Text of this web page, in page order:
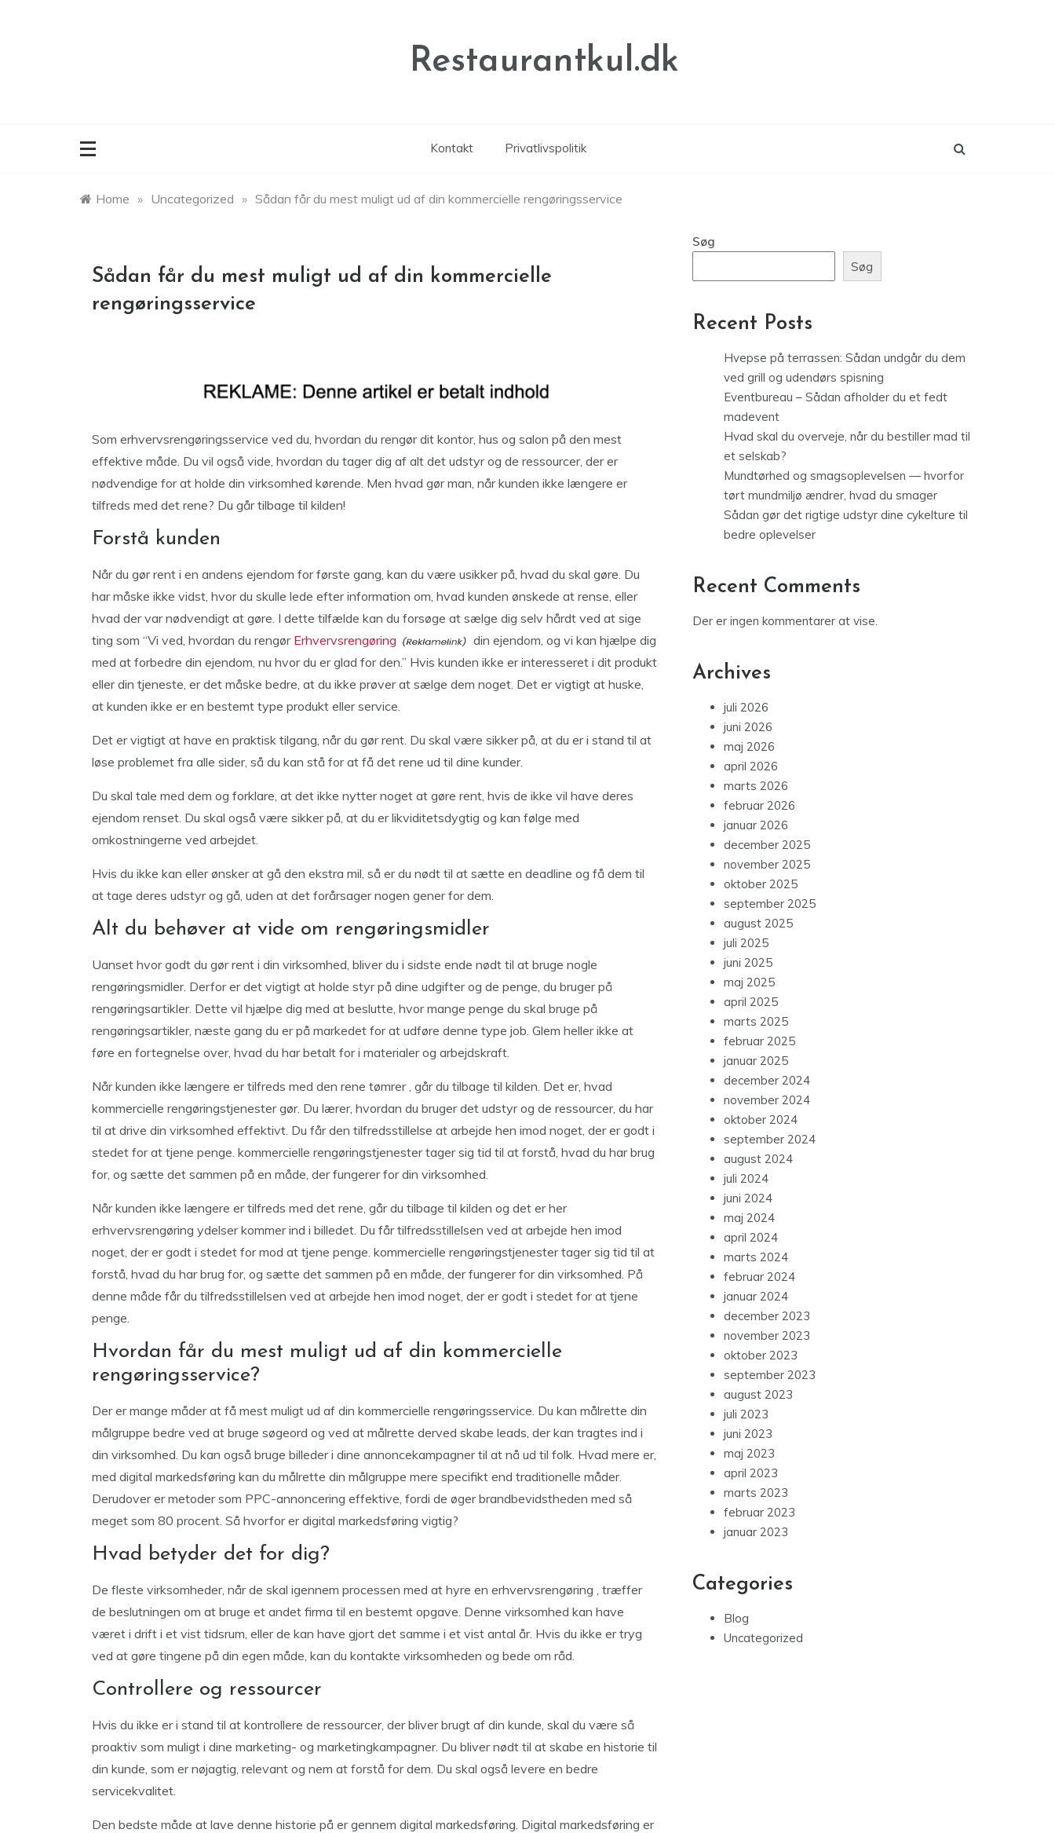
Restaurantkul.dk
Kontakt Privatlivspolitik
Home » Uncategorized » Sådan får du mest muligt ud af din kommercielle rengøringsservice
Sådan får du mest muligt ud af din kommercielle
rengøringsservice
Som erhvervsrengøringsservice ved du, hvordan du rengør dit kontor, hus og salon på den mest
effektive måde. Du vil også vide, hvordan du tager dig af alt det udstyr og de ressourcer, der er
nødvendige for at holde din virksomhed kørende. Men hvad gør man, når kunden ikke længere er
tilfreds med det rene? Du går tilbage til kilden!
Forstå kunden
Når du gør rent i en andens ejendom for første gang, kan du være usikker på, hvad du skal gøre. Du
har måske ikke vidst, hvor du skulle lede efter information om, hvad kunden ønskede at rense, eller
hvad der var nødvendigt at gøre. I dette tilfælde kan du forsøge at sælge dig selv hårdt ved at sige
ting som “Vi ved, hvordan du rengør Erhvervsrengøring
din ejendom, og vi kan hjælpe dig
med at forbedre din ejendom, nu hvor du er glad for den.” Hvis kunden ikke er interesseret i dit produkt
eller din tjeneste, er det måske bedre, at du ikke prøver at sælge dem noget. Det er vigtigt at huske,
at kunden ikke er en bestemt type produkt eller service.
Det er vigtigt at have en praktisk tilgang, når du gør rent. Du skal være sikker på, at du er i stand til at
løse problemet fra alle sider, så du kan stå for at få det rene ud til dine kunder.
Du skal tale med dem og forklare, at det ikke nytter noget at gøre rent, hvis de ikke vil have deres
ejendom renset. Du skal også være sikker på, at du er likviditetsdygtig og kan følge med
omkostningerne ved arbejdet.
Hvis du ikke kan eller ønsker at gå den ekstra mil, så er du nødt til at sætte en deadline og få dem til
at tage deres udstyr og gå, uden at det forårsager nogen gener for dem.
Alt du behøver at vide om rengøringsmidler
Uanset hvor godt du gør rent i din virksomhed, bliver du i sidste ende nødt til at bruge nogle
rengøringsmidler. Derfor er det vigtigt at holde styr på dine udgifter og de penge, du bruger på
rengøringsartikler. Dette vil hjælpe dig med at beslutte, hvor mange penge du skal bruge på
rengøringsartikler, næste gang du er på markedet for at udføre denne type job. Glem heller ikke at
føre en fortegnelse over, hvad du har betalt for i materialer og arbejdskraft.
Når kunden ikke længere er tilfreds med den rene tømrer , går du tilbage til kilden. Det er, hvad
kommercielle rengøringstjenester gør. Du lærer, hvordan du bruger det udstyr og de ressourcer, du har
til at drive din virksomhed effektivt. Du får den tilfredsstillelse at arbejde hen imod noget, der er godt i
stedet for at tjene penge. kommercielle rengøringstjenester tager sig tid til at forstå, hvad du har brug
for, og sætte det sammen på en måde, der fungerer for din virksomhed.
Når kunden ikke længere er tilfreds med det rene, går du tilbage til kilden og det er her
erhvervsrengøring ydelser kommer ind i billedet. Du får tilfredsstillelsen ved at arbejde hen imod
noget, der er godt i stedet for mod at tjene penge. kommercielle rengøringstjenester tager sig tid til at
forstå, hvad du har brug for, og sætte det sammen på en måde, der fungerer for din virksomhed. På
denne måde får du tilfredsstillelsen ved at arbejde hen imod noget, der er godt i stedet for at tjene
penge.
Hvordan får du mest muligt ud af din kommercielle
rengøringsservice?
Der er mange måder at få mest muligt ud af din kommercielle rengøringsservice. Du kan målrette din
målgruppe bedre ved at bruge søgeord og ved at målrette derved skabe leads, der kan tragtes ind i
din virksomhed. Du kan også bruge billeder i dine annoncekampagner til at nå ud til folk. Hvad mere er,
med digital markedsføring kan du målrette din målgruppe mere specifikt end traditionelle måder.
Derudover er metoder som PPC-annoncering effektive, fordi de øger brandbevidstheden med så
meget som 80 procent. Så hvorfor er digital markedsføring vigtig?
Hvad betyder det for dig?
De fleste virksomheder, når de skal igennem processen med at hyre en erhvervsrengøring , træffer
de beslutningen om at bruge et andet firma til en bestemt opgave. Denne virksomhed kan have
været i drift i et vist tidsrum, eller de kan have gjort det samme i et vist antal år. Hvis du ikke er tryg
ved at gøre tingene på din egen måde, kan du kontakte virksomheden og bede om råd.
Controllere og ressourcer
Hvis du ikke er i stand til at kontrollere de ressourcer, der bliver brugt af din kunde, skal du være så
proaktiv som muligt i dine marketing- og marketingkampagner. Du bliver nødt til at skabe en historie til
din kunde, som er nøjagtig, relevant og nem at forstå for dem. Du skal også levere en bedre
servicekvalitet.
Den bedste måde at lave denne historie på er gennem digital markedsføring. Digital markedsføring er
Søg
Søg
Recent Posts
Hvepse på terrassen: Sådan undgår du dem
ved grill og udendørs spisning
Eventbureau – Sådan afholder du et fedt
madevent
Hvad skal du overveje, når du bestiller mad til
et selskab?
Mundtørhed og smagsoplevelsen — hvorfor
tørt mundmiljø ændrer, hvad du smager
Sådan gør det rigtige udstyr dine cykelture til
bedre oplevelser
Recent Comments
Der er ingen kommentarer at vise.
Archives
juli 2026
juni 2026
maj 2026
april 2026
marts 2026
februar 2026
januar 2026
december 2025
november 2025
oktober 2025
september 2025
august 2025
juli 2025
juni 2025
maj 2025
april 2025
marts 2025
februar 2025
januar 2025
december 2024
november 2024
oktober 2024
september 2024
august 2024
juli 2024
juni 2024
maj 2024
april 2024
marts 2024
februar 2024
januar 2024
december 2023
november 2023
oktober 2023
september 2023
august 2023
juli 2023
juni 2023
maj 2023
april 2023
marts 2023
februar 2023
januar 2023
Categories
Blog
Uncategorized